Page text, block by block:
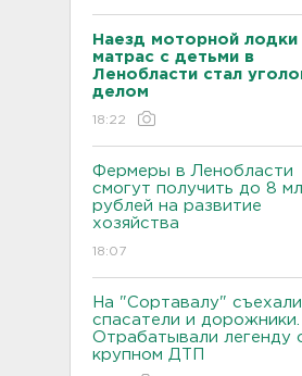
Наезд моторной лодки
матрас с детьми в
Ленобласти стал
делом
18:22
Фермеры в Ленобласти
смогут получить до 8
рублей на развитие
хозяйства
18:07
На "Сортавалу"
спасатели и дорожники.
Отрабатывали легенду
крупном ДТП